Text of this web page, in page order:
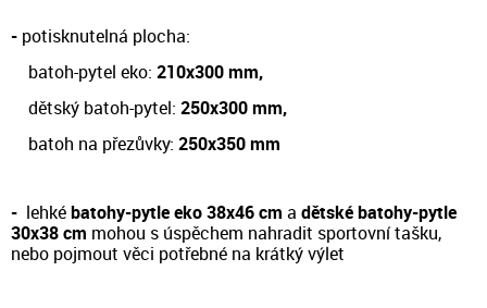
- potisknutelná plocha:
batoh-pytel eko: 210x300 mm,
dětský batoh-pytel: 250x300 mm,
batoh na přezůvky: 250x350 mm
- lehkébatohy-pytle eko 38x46 cm a dětské batohy-pytle
30x38 cm mohou s úspěchem nahradit sportovní tašku,
nebo pojmout věci potřebné na krátký výlet